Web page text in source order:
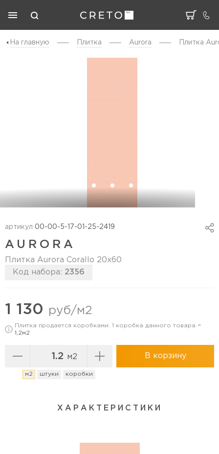
На главную Плитка Aurora Плитка
артикул 00-00-5-17-01-25-2419
AURORA
Перейти в коллекцию
Плитка Aurora Corallo 20х60
Код набора: 2356
1 130 руб/м2
Плитка продается коробками. 1 коробка данного товара =
1,2м2
м2
м2 штуки коробки
В корзину
ХАРАКТЕРИСТИКИ